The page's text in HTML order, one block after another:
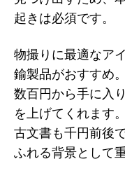
起きは必須です。
物撮りに最適なア
鍮製品がおすすめ
数百円から手に入
を上げてくれます
古文書も千円前後
ふれる背景として